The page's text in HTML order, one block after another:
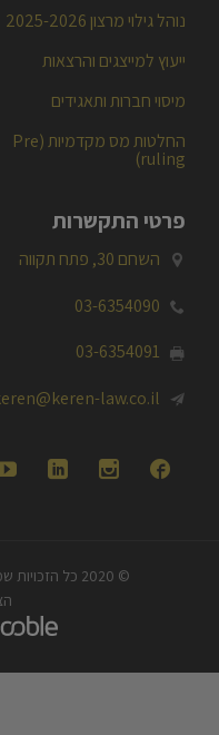
נוהל גילוי מרצון 2025-2026
ייעוץ למייצגים והרצאות
מיסוי חברות ותאגידים
החלטות מס מקדמיות (Pre
ruling)
פרטי התקשרות
 השחם 30, פתח תקווה

03-6354090

03-6354091

law.co.il



© 2020 כל הזכויות שמורות למשרד עורכי דין זרקו זמיר